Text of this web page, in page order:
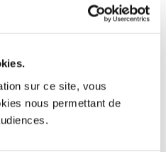
sur ce site, vous
nous permettant de
en marché
raisonnée et durable